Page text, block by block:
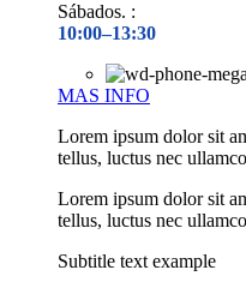
Sábados. :
10:00–13:30
MAS INFO
Lorem ipsum dolor sit
tellus, luctus nec
Lorem ipsum dolor sit
tellus, luctus nec
Subtitle text example